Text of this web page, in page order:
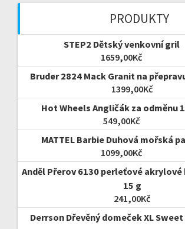
PRODUKTY
STEP2 Dětský venkovní gril
1659,00Kč
Bruder 2824 Mack Granit na
1399,00Kč
Hot Wheels Angličák za odměnu
549,00Kč
MATTEL Barbie Duhová mořská
1099,00Kč
Anděl Přerov 6130 perleťové akrylové
15 g
241,00Kč
Derrson Dřevěný domeček XL